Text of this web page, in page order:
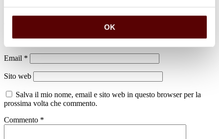
OK
Il tuo indirizzo email non sarà pubblicato. I campi obbligatori sono
Nome*
Email *
Sito web
Salva il mio nome, email e sito web in questo browser per la
prossima volta che commento.
Commento *